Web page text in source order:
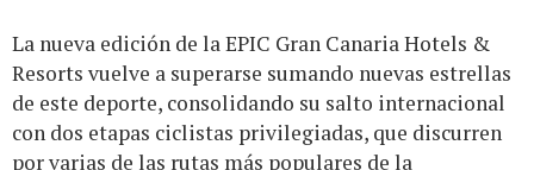
La nueva edición de la EPIC Gran Canaria Hotels &
Resorts vuelve a superarse sumando nuevas estrellas
de este deporte, consolidando su salto internacional
con dos etapas ciclistas privilegiadas, que discurren
por varias de las rutas más populares de la